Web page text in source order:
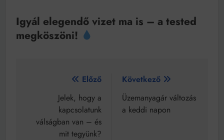
Igyál elegendő vizet ma is – a tested
megköszöni!
Bejegyzés
navigáció
Előző
Jelek, hogy a
kapcsolatunk
válságban van – és
mit tegyünk?
Következő
Üzemanyagár változás
a keddi napon